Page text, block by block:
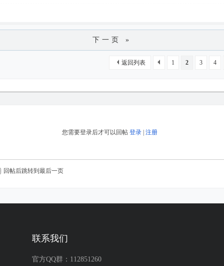
下一页 »
1 2 3 4
返回列表
您需要登录后才可以回帖 登录 注册
回帖后跳转到最后一页
联系我们
官方QQ群：112851260